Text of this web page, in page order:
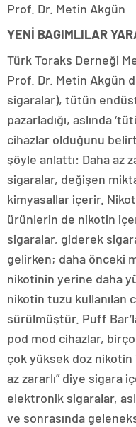
Prof. Dr. Metin Akgün
YENİ BAGIMLILAR
Türk Toraks Derneği
Prof. Dr. Metin Akgün
sigaralar), tütün
pazarladığı, aslında
cihazlar olduğunu
şöyle anlattı: Daha az
sigaralar, değişen
kimyasallar içerir.
ürünlerin de nikotin
sigaralar, giderek
gelirken; daha önceki
nikotinin yerine daha
nikotin tuzu kullanılan
sürülmüştür. Puff
pod mod cihazlar,
çok yüksek doz
az zararlı” diye sigara
elektronik sigaralar,
ve sonrasında